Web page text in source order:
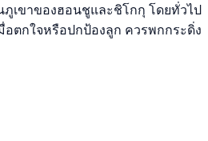
ภูเขาของฮอนชูและชิโกกุ โดยทั่วไป
อตกใจหรือปกป้องลูก ควรพกกระดิ่ง